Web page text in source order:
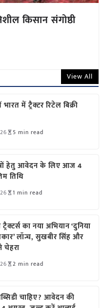
किसान संगोष्ठी
View All
में ट्रैक्टर रिटेल बिक्री
5 min read
हेतु आवेदन के लिए आज 4
तिथि
1 min read
का नया अभियान ‘दुनिया
लॉन्च, सुखबीर सिंह और
चेहरा
2 min read
चाहिए? आवेदन की